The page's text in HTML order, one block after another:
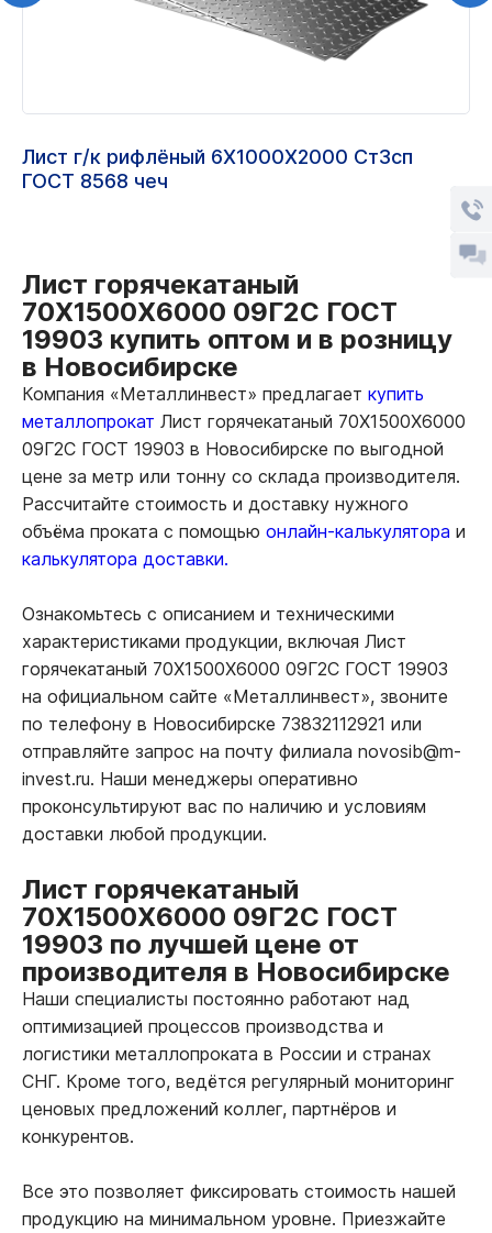
Лист г/к рифлёный 6Х1000Х2000 Ст3сп
ГОСТ 8568 чеч
Лист горячекатаный
70Х1500Х6000 09Г2С ГОСТ
19903 купить оптом и в розницу
в Новосибирске
Компания «Металлинвест» предлагает купить
металлопрокат Лист горячекатаный 70Х1500Х6000
09Г2С ГОСТ 19903 в Новосибирске по выгодной
цене за метр или тонну со склада производителя.
Рассчитайте стоимость и доставку нужного
объёма проката с помощью онлайн-калькулятора и
калькулятора доставки.
Ознакомьтесь с описанием и техническими
характеристиками продукции, включая Лист
горячекатаный 70Х1500Х6000 09Г2С ГОСТ 19903
на официальном сайте «Металлинвест», звоните
по телефону в Новосибирске 73832112921 или
отправляйте запрос на почту филиала novosib@m-
invest.ru. Наши менеджеры оперативно
проконсультируют вас по наличию и условиям
доставки любой продукции.
Лист горячекатаный
70Х1500Х6000 09Г2С ГОСТ
19903 по лучшей цене от
производителя в Новосибирске
Наши специалисты постоянно работают над
оптимизацией процессов производства и
логистики металлопроката в России и странах
СНГ. Кроме того, ведётся регулярный мониторинг
ценовых предложений коллег, партнёров и
конкурентов.
Все это позволяет фиксировать стоимость нашей
продукцию на минимальном уровне. Приезжайте